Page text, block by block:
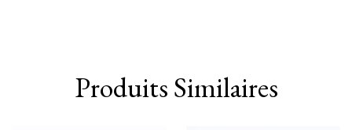
Produits Similaires